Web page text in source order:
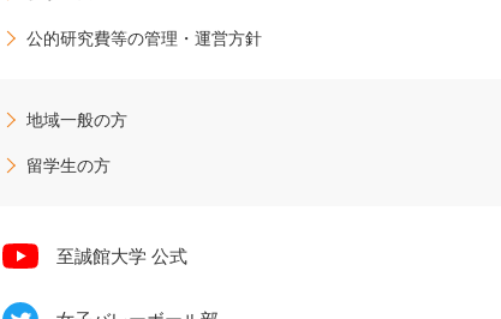
公的研究費等の管理・運営方針
地域一般の方
留学生の方
至誠館大学 公式